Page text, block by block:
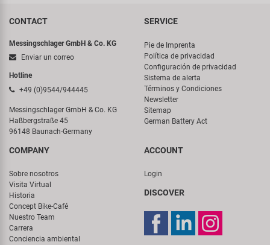
CONTACT
Messingschlager GmbH & Co. KG
Enviar un correo
Hotline
+49 (0)9544/944445
Messingschlager GmbH & Co. KG
Haßbergstraße 45
96148 Baunach-Germany
SERVICE
Pie de Imprenta
Política de privacidad
Configuración de privacidad
Sistema de alerta
Términos y Condiciones
Newsletter
Sitemap
German Battery Act
COMPANY
Sobre nosotros
Visita Virtual
Historia
Concept Bike-Café
Nuestro Team
Carrera
Conciencia ambiental
ACCOUNT
Login
DISCOVER